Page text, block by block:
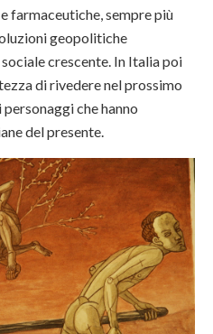
farmaceutiche, sempre più
geopolitiche
crescente. In Italia poi
di rivedere nel prossimo
che hanno
del presente.